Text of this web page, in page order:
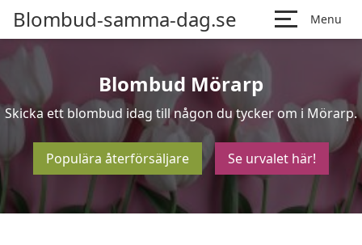
Blombud-samma-dag.se Menu
Blombud Mörarp
Skicka ett blombud idag till någon du tycker om i Mörarp.
Populära återförsäljare Se urvalet här!